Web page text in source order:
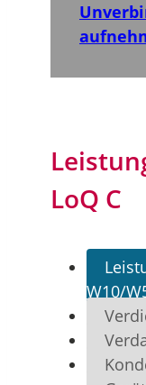
LoQ C
W10/